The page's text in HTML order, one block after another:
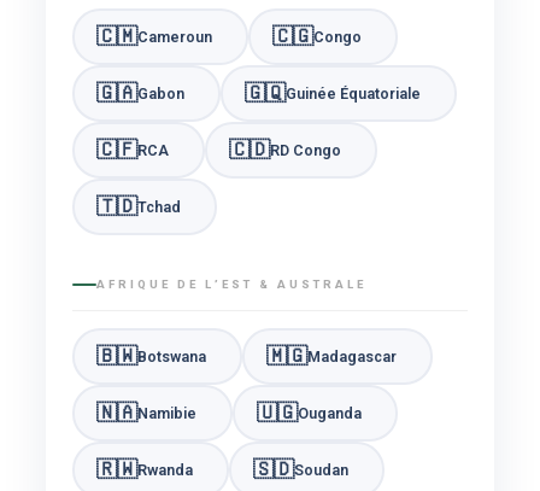
🇨🇲Cameroun 🇨🇬Congo
🇬🇦Gabon 🇬🇶Guinée Équatoriale
🇨🇫RCA 🇨🇩RD Congo
🇹🇩Tchad
AFRIQUE DE L’EST & AUSTRALE
🇧🇼Botswana 🇲🇬Madagascar
🇳🇦Namibie 🇺🇬Ouganda
🇷🇼Rwanda 🇸🇩Soudan